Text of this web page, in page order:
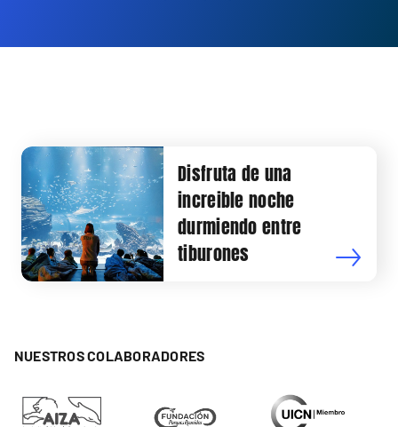
Disfruta de una
increible noche
durmiendo entre
tiburones
NUESTROS COLABORADORES